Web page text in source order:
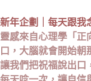
新年企劃｜每天跟我
靈感來自心理學「正
口，大腦就會開始朝
讓我們把祝福說出口